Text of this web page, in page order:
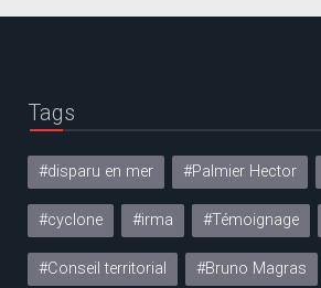
Tags
#disparu en mer #Palmier Hector
#cyclone #irma #Témoignage
#Conseil territorial #Bruno Magras